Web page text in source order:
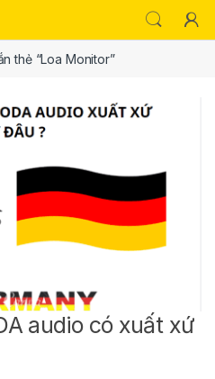
thẻ “Loa Monitor”
audio có xuất xứ